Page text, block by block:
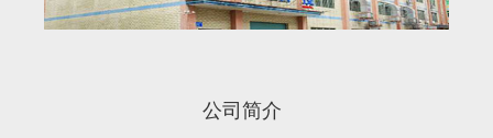
公司简介